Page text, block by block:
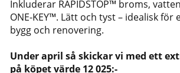
Inkluderar RAPIDSTOP™ broms,
ONE-KEY™. Lätt och tyst – idealisk för
bygg och renovering.
Under april så skickar vi med ett
på köpet värde 12 025:-